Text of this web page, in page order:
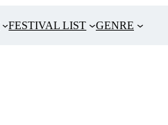
FESTIVAL LIST GENRE